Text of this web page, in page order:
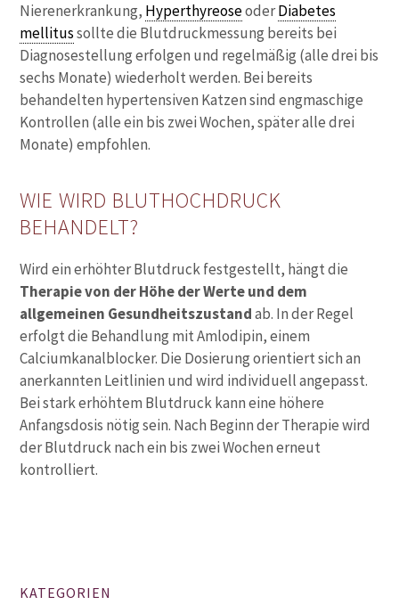
Nierenerkrankung, HyperthyreoseoderDiabetes
mellitussollte die Blutdruckmessung bereits bei
Diagnosestellung erfolgen und regelmäßig (alle drei bis
sechs Monate) wiederholt werden. Bei bereits
behandelten hypertensiven Katzen sind engmaschige
Kontrollen (alle ein bis zwei Wochen, später alle drei
Monate) empfohlen.
WIE WIRD BLUTHOCHDRUCK
BEHANDELT?
Wird ein erhöhter Blutdruck festgestellt, hängt die
Therapie von der Höhe der Werte und dem
allgemeinen Gesundheitszustandab. In der Regel
erfolgt die Behandlung mit Amlodipin, einem
Calciumkanalblocker. Die Dosierung orientiert sich an
anerkannten Leitlinien und wird individuell angepasst.
Bei stark erhöhtem Blutdruck kann eine höhere
Anfangsdosis nötig sein. Nach Beginn der Therapie wird
der Blutdruck nach ein bis zwei Wochen erneut
kontrolliert.
KATEGORIEN